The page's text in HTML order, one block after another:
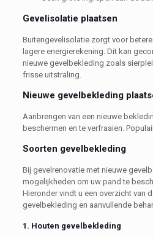
Gevelisolatie plaatsen
Buitengevelisolatie zorgt voor
lagere energierekening. Dit kan
nieuwe gevelbekleding zoals
frisse uitstraling.
Nieuwe gevelbekleding
Aanbrengen van een nieuwe
beschermen en te verfraaien.
Soorten gevelbekleding
Bij gevelrenovatie met nieuwe
mogelijkheden om uw pand te
Hieronder vindt u een overzicht van
gevelbekleding en aanvullende
1. Houten gevelbekleding